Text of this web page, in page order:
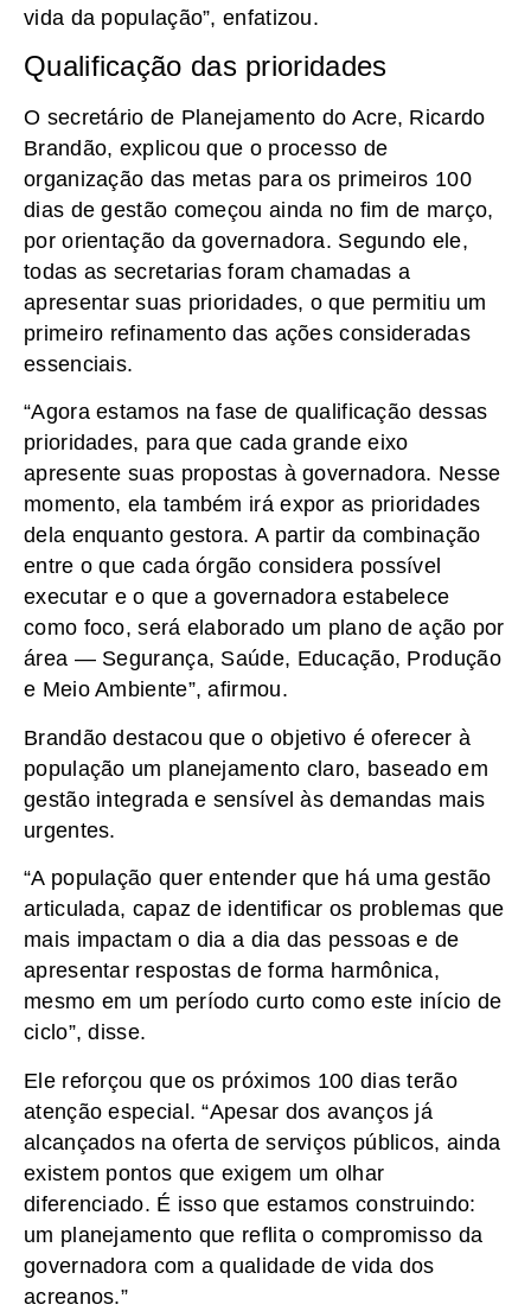
vida da população”, enfatizou.
Qualificação das prioridades
O secretário de Planejamento do Acre, Ricardo
Brandão, explicou que o processo de
organização das metas para os primeiros 100
dias de gestão começou ainda no fim de março,
por orientação da governadora. Segundo ele,
todas as secretarias foram chamadas a
apresentar suas prioridades, o que permitiu um
primeiro refinamento das ações consideradas
essenciais.
“Agora estamos na fase de qualificação dessas
prioridades, para que cada grande eixo
apresente suas propostas à governadora. Nesse
momento, ela também irá expor as prioridades
dela enquanto gestora. A partir da combinação
entre o que cada órgão considera possível
executar e o que a governadora estabelece
como foco, será elaborado um plano de ação por
área — Segurança, Saúde, Educação, Produção
e Meio Ambiente”, afirmou.
Brandão destacou que o objetivo é oferecer à
população um planejamento claro, baseado em
gestão integrada e sensível às demandas mais
urgentes.
“A população quer entender que há uma gestão
articulada, capaz de identificar os problemas que
mais impactam o dia a dia das pessoas e de
apresentar respostas de forma harmônica,
mesmo em um período curto como este início de
ciclo”, disse.
Ele reforçou que os próximos 100 dias terão
atenção especial. “Apesar dos avanços já
alcançados na oferta de serviços públicos, ainda
existem pontos que exigem um olhar
diferenciado. É isso que estamos construindo:
um planejamento que reflita o compromisso da
governadora com a qualidade de vida dos
acreanos.”